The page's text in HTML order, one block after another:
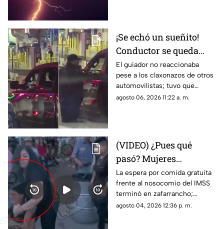
¡Se echó un sueñito!
Conductor se queda
dormido en la fila del
puente libre y se
viraliza en Ciudad
Juárez
El guiador no reaccionaba
pese a los claxonazos de otros
automovilistas; tuvo que
intervenir un agente de CBP
agosto 06, 2026 11:22 a. m.
(VIDEO) ¿Pues qué
pasó? Mujeres
protagonizan peculiar
riña con jalones de
cabello en fila de
burritos y desatan
La espera por comida gratuita
frente al nosocomio del IMSS
terminó en zafarrancho;
testigos tuvieron que
agosto 04, 2026 12:36 p. m.